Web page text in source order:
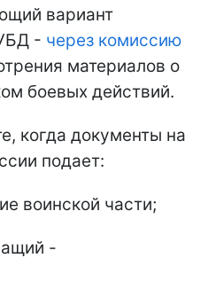
вариант
- через комиссию
материалов о
боевых действий.
когда документы на
подает:
воинской части;
-